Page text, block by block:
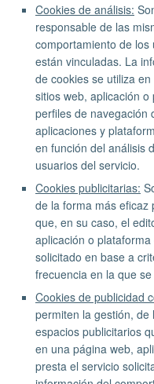
Cookies de análisis:
responsable de las
comportamiento de
están vinculadas. La
de cookies se utiliza
sitios web, aplicación
perfiles de navegación
aplicaciones y
en función del análisis
usuarios del servicio.
Cookies publicitarias:
de la forma más eficaz
que, en su caso, el
aplicación o
solicitado en base a
frecuencia en la que
Cookies de publicidad
permiten la gestión,
espacios publicitarios
en una página web,
presta el servicio